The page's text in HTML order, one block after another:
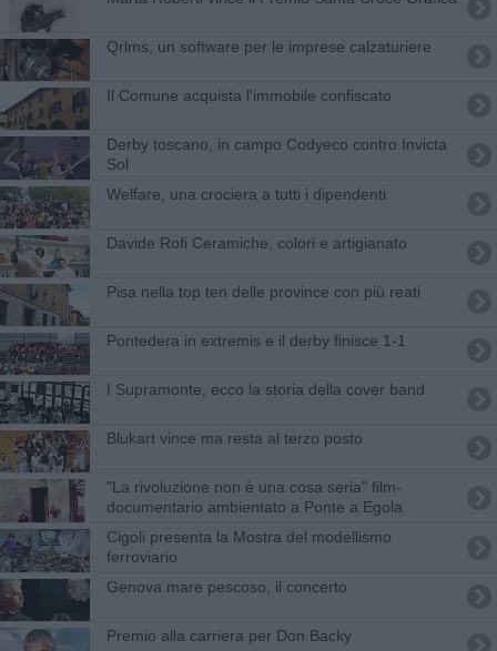
Qrlms, un software per le imprese calzaturiere
Il Comune acquista l'immobile confiscato
Derby toscano, in campo Codyeco contro Invicta
Sol
Welfare, una crociera a tutti i dipendenti
Davide Rofi Ceramiche, colori e artigianato
Pisa nella top ten delle province con più reati
Pontedera in extremis e il derby finisce 1-1
I Supramonte, ecco la storia della cover band
Blukart vince ma resta al terzo posto
"La rivoluzione non è una cosa seria" film-
documentario ambientato a Ponte a Egola
Cigoli presenta la Mostra del modellismo
ferroviario
Genova mare pescoso, il concerto
Premio alla carriera per Don Backy